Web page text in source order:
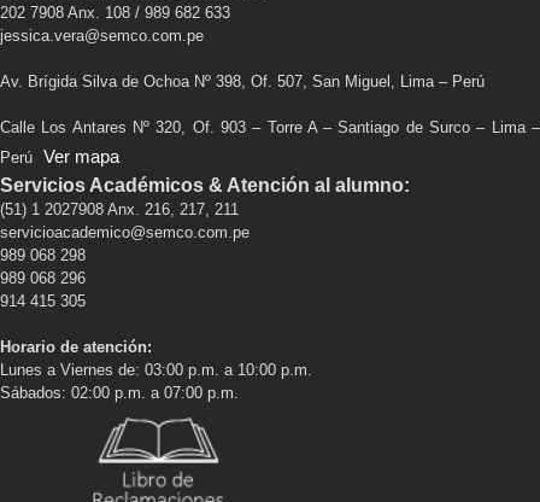
202 7908 Anx. 108 / 989 682 633
jessica.vera@semco.com.pe
Av. Brígida Silva de Ochoa Nº 398, Of. 507, San Miguel, Lima – Perú
Calle Los Antares Nº 320, Of. 903 – Torre A – Santiago de Surco – Lima –
Perú Ver mapa
Servicios Académicos & Atención al alumno:
(51) 1 2027908 Anx. 216, 217, 211
servicioacademico@semco.com.pe
989 068 298
989 068 296
914 415 305
Horario de atención:
Lunes a Viernes de: 03:00 p.m. a 10:00 p.m.
Sábados: 02:00 p.m. a 07:00 p.m.